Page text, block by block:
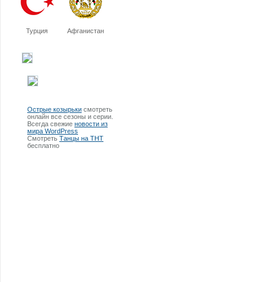
Турция Афганистан
Острые козырьки смотреть
онлайн все сезоны и серии.
Всегда свежие новости из
мира WordPress
Смотреть Танцы на ТНТ
бесплатно